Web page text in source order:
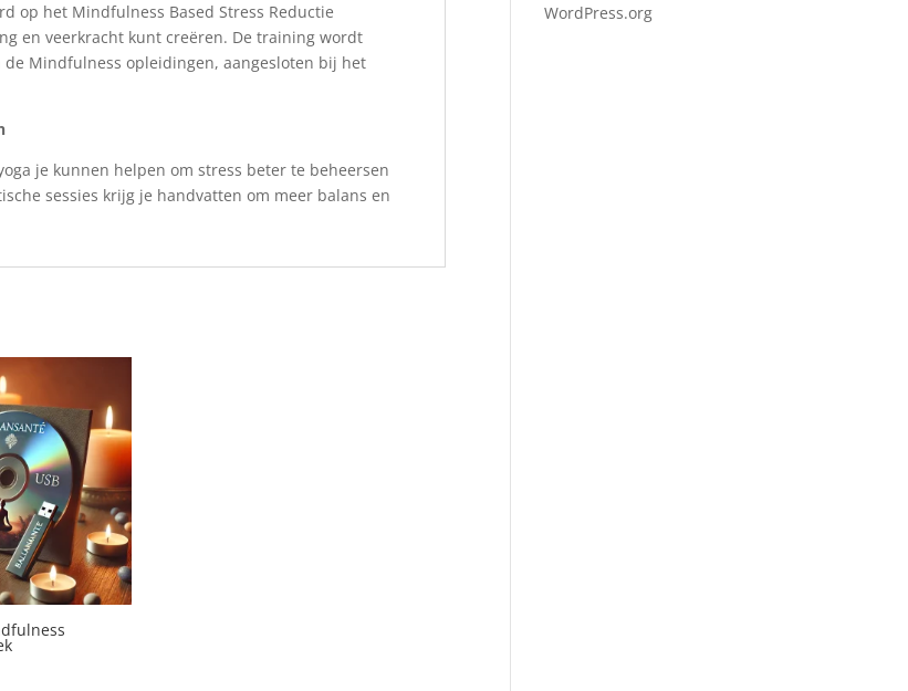
op het Mindfulness Based Stress Reductie
en veerkracht kunt creëren. De training wordt
Mindfulness opleidingen, aangesloten bij het
je kunnen helpen om stress beter te beheersen
sessies krijg je handvatten om meer balans en
WordPress.org